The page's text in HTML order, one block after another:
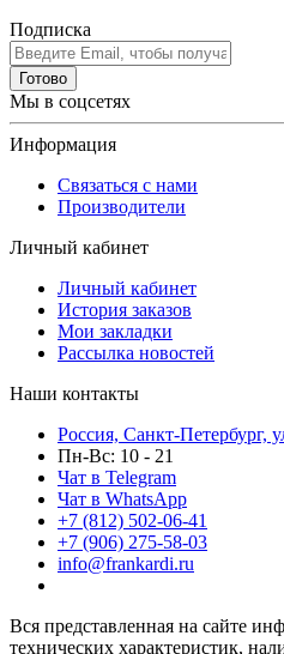
Подписка
Готово
Мы в соцсетях
Информация
Связаться с нами
Производители
Личный кабинет
Личный кабинет
История заказов
Мои закладки
Рассылка новостей
Наши контакты
Россия, Санкт-Петербург,
Пн-Вс: 10 - 21
Чат в Telegram
Чат в WhatsApp
+7 (812) 502-06-41
+7 (906) 275-58-03
info@frankardi.ru
Вся представленная на сайте
технических характеристик,